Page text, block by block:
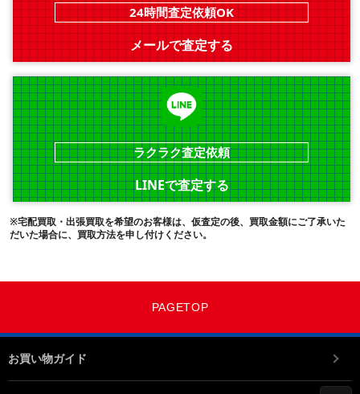
24時間査定依頼OK
メールで査定する
ラクラク査定依頼
LINEで査定する
※宅配買取・出張買取を希望のお客様は、仮査定の後、買取金額にご了承いた
だいた場合に、買取方法を申し付けください。
PAGETOP
お買い物ガイド